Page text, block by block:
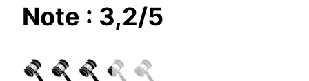
Note : 3,2/5